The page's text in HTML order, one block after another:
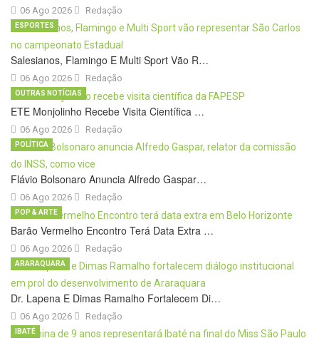
06 Ago 2026 Redação
Salesianos, Flamingo E Multi Sport Vão R…
06 Ago 2026
ESPORTES
Redação
ETE Monjolinho Recebe Visita Científica …
06 Ago 2026
OUTRAS NOTÍCIAS
Redação
Flávio Bolsonaro Anuncia Alfredo Gaspar…
06 Ago 2026
POLÍTICA
Redação
Barão Vermelho Encontro Terá Data Extra …
06 Ago 2026
POP & ARTE
Redação
Dr. Lapena E Dimas Ramalho Fortalecem Di…
06 Ago 2026
ARARAQUARA
Redação
IBATÉ